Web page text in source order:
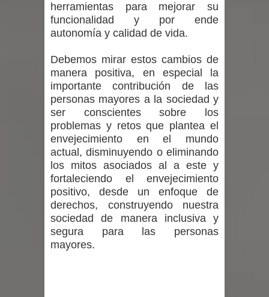
impacto ambiental
INDAP entregó $189 millones en
incentivos a usuarios de PRODESAL
de la provincia de Linares
Municipalidad de Curicó apuesta a la
innovación en tecnología educativa
con nuevas pantallas interactivas del
Colegio El Boldo
Municipalidad de Curicó inició
proceso de vacunación escolar
herramientas para mejorar su
funcionalidad y por ende
autonomía y calidad de vida.
Debemos mirar estos cambios de
manera positiva, en especial la
importante contribución de las
personas mayores a la sociedad y
ser conscientes sobre los
problemas y retos que plantea el
envejecimiento en el mundo
actual, disminuyendo o eliminando
los mitos asociados al a este y
fortaleciendo el envejecimiento
positivo, desde un enfoque de
derechos, construyendo nuestra
sociedad de manera inclusiva y
segura para las personas
mayores.